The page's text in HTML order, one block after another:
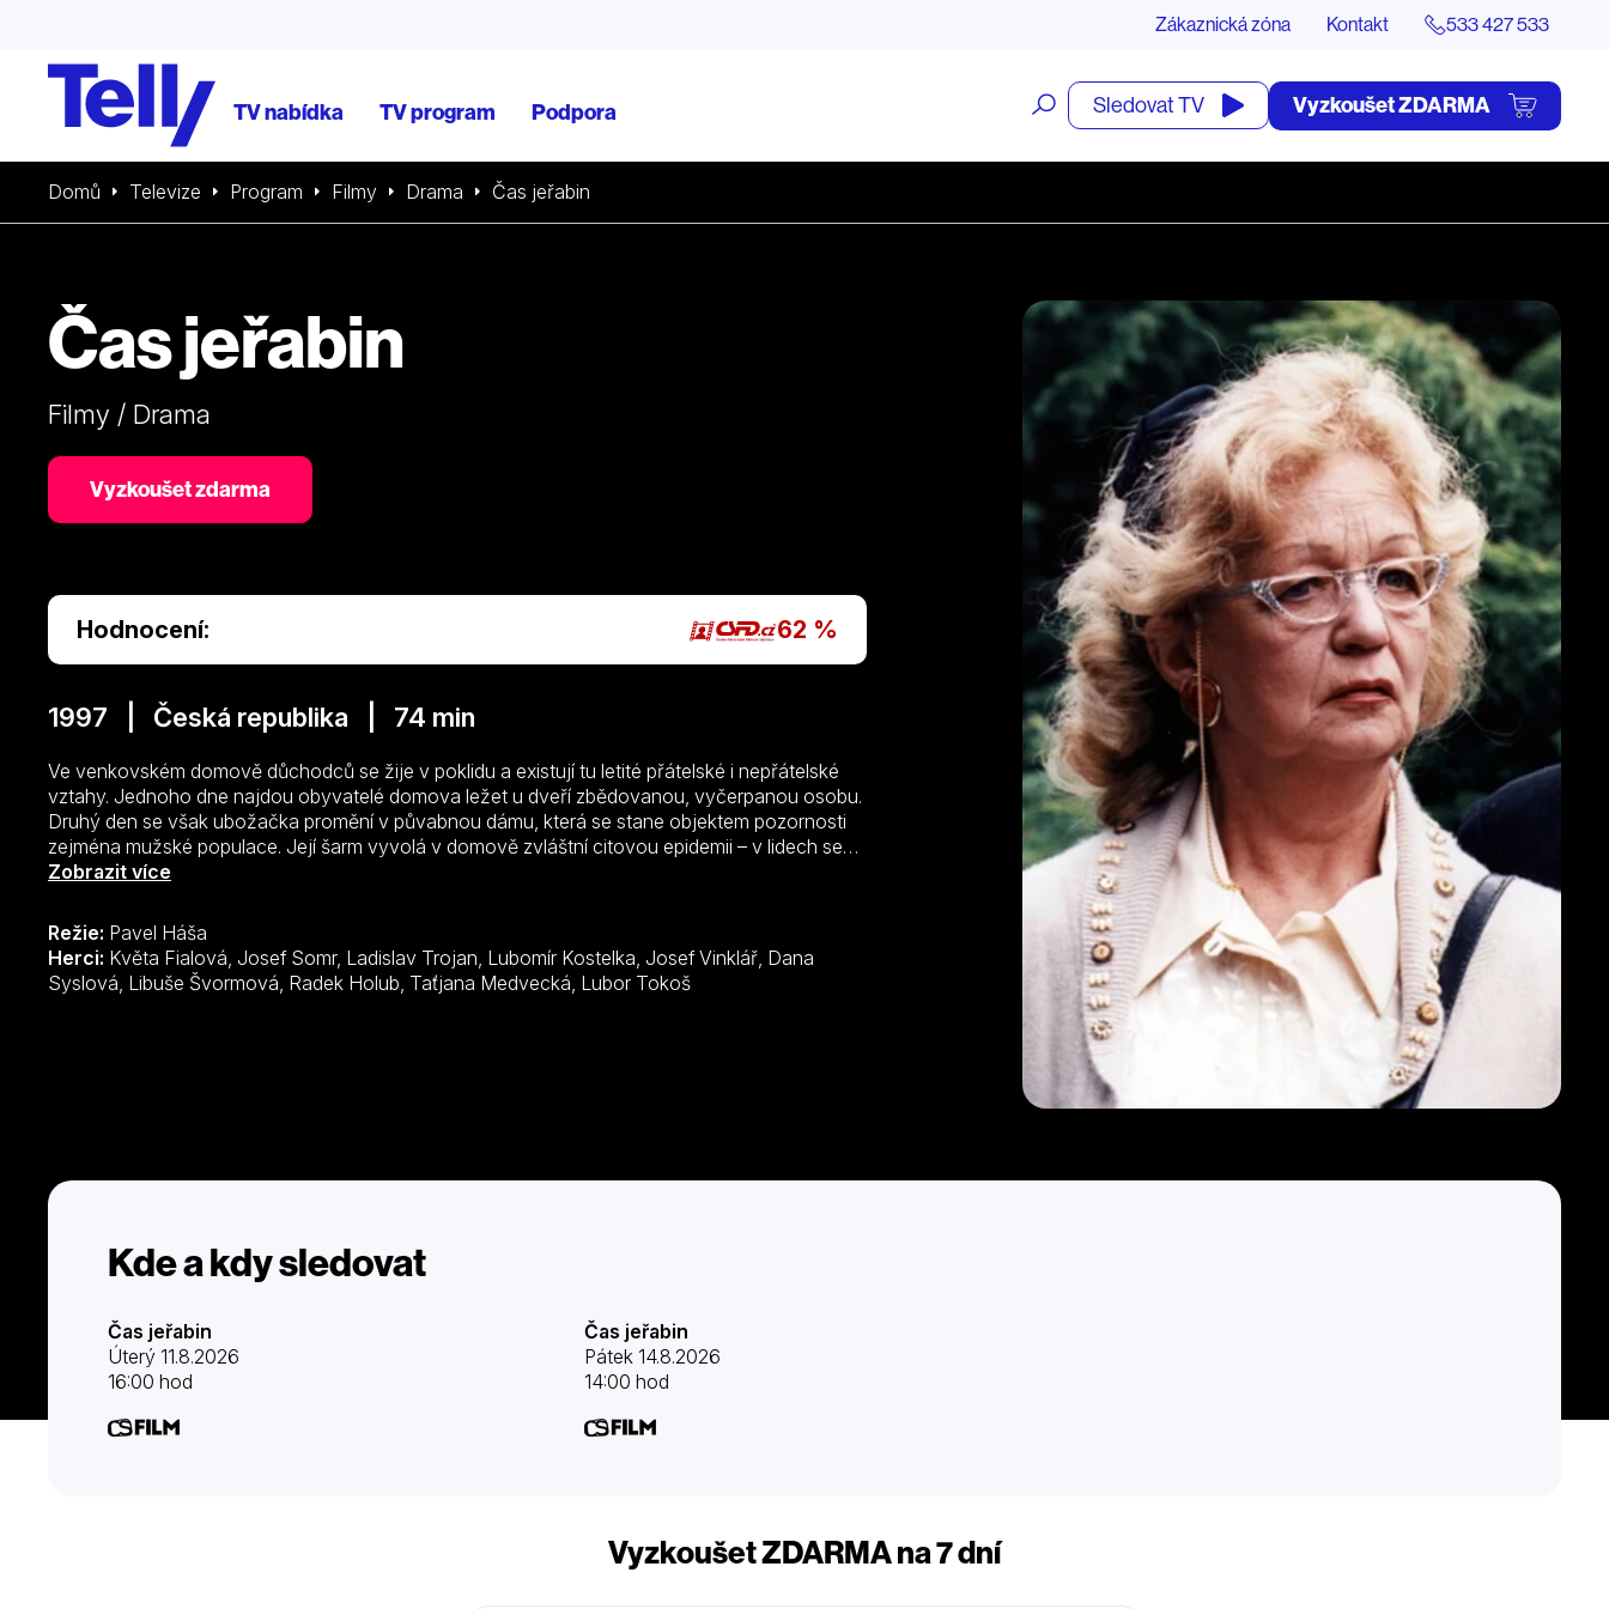
Zákaznická zóna Kontakt 533 427 533
TV nabídka TV program Podpora
Otevřít
vyhledávání
Sledovat TV Vyzkoušet ZDARMA
Domů Televize Program Filmy Drama Čas jeřabin
Čas jeřabin
Filmy / Drama
Vyzkoušet zdarma
Hodnocení: 62 %
1997 | Česká republika | 74 min
Ve venkovském domově důchodců se žije v poklidu a existují tu letité přátelské i nepřátelské
vztahy. Jednoho dne najdou obyvatelé domova ležet u dveří zbědovanou, vyčerpanou osobu.
Druhý den se však ubožačka promění v půvabnou dámu, která se stane objektem pozornosti
zejména mužské populace. Její šarm vyvolá v domově zvláštní citovou epidemii – v lidech se
probouzí usínající aktivita, zájem o nejbližší i vzdálenější svět, pocit větší potřeby tolerance.
podivuhodném vlivu lásky na lidský život, třebas již dovršený a vyrovnaný. Na život v čase
jeřabin.
Zobrazit více
Režie: Pavel Háša
Herci:
Syslová, Libuše Švormová, Radek Holub, Taťjana Medvecká, Lubor Tokoš
Kde a kdy sledovat
Čas jeřabin
Úterý 11.8.2026
16:00 hod
Čas jeřabin
Pátek 14.8.2026
14:00 hod
Vyzkoušet ZDARMA na 7 dní